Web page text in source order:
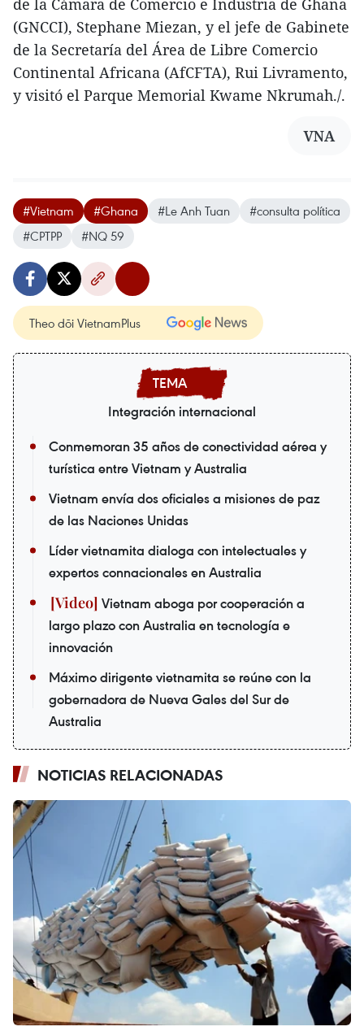
(GNCCI), Stephane Miezan, y el jefe de Gabinete
de la Secretaría del Área de Libre Comercio
Continental Africana (AfCFTA), Rui Livramento,
y visitó el Parque Memorial Kwame Nkrumah./.
VNA
#Vietnam #Ghana #Le Anh Tuan
#consulta política
#CPTPP
#NQ 59
Theo dõi VietnamPlus
Integración internacional
Conmemoran 35 años de conectividad aérea y
turística entre Vietnam y Australia
Vietnam envía dos oficiales a misiones de paz
de las Naciones Unidas
Líder vietnamita dialoga con intelectuales y
expertos connacionales en Australia
Vietnam aboga por cooperación a
largo plazo con Australia en tecnología e
innovación
Máximo dirigente vietnamita se reúne con la
gobernadora de Nueva Gales del Sur de
Australia
NOTICIAS RELACIONADAS